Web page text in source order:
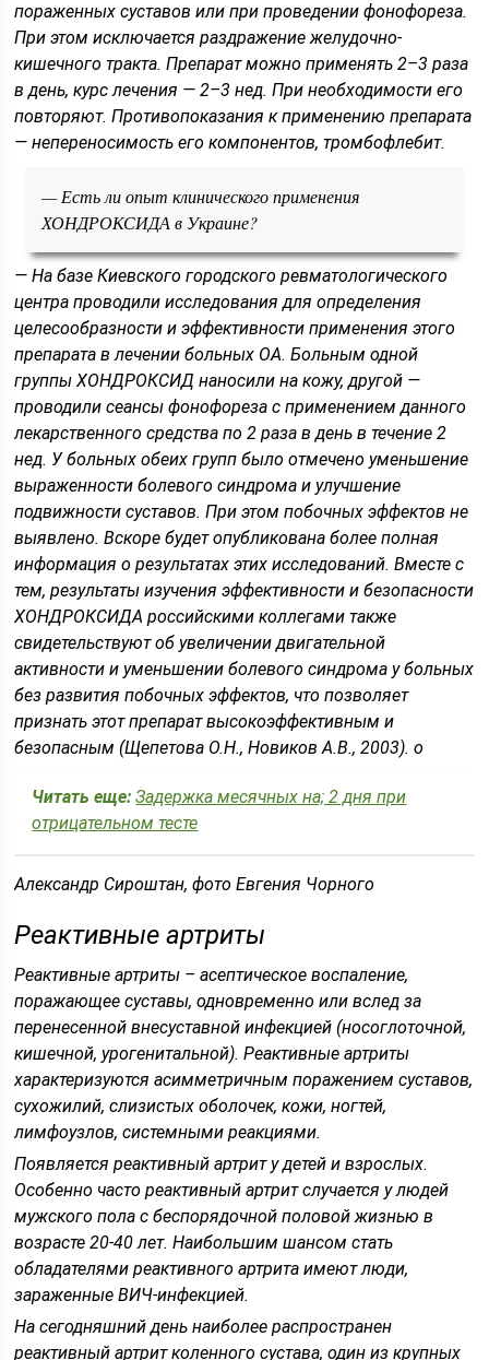
пораженных суставов или при проведении фонофореза.
При этом исключается раздражение желудочно-
кишечного тракта. Препарат можно применять 2–3 раза
в день, курс лечения — 2–3 нед. При необходимости его
повторяют. Противопоказания к применению препарата
— непереносимость его компонентов, тромбофлебит.
— Есть ли опыт клинического применения
ХОНДРОКСИДА в Украине?
— На базе Киевского городского ревматологического
центра проводили исследования для определения
целесообразности и эффективности применения этого
препарата в лечении больных ОА. Больным одной
группы ХОНДРОКСИД наносили на кожу, другой —
проводили сеансы фонофореза с применением данного
лекарственного средства по 2 раза в день в течение 2
нед. У больных обеих групп было отмечено уменьшение
выраженности болевого синдрома и улучшение
подвижности суставов. При этом побочных эффектов не
выявлено. Вскоре будет опубликована более полная
информация о результатах этих исследований. Вместе с
тем, результаты изучения эффективности и безопасности
ХОНДРОКСИДА российскими коллегами также
свидетельствуют об увеличении двигательной
активности и уменьшении болевого синдрома у больных
без развития побочных эффектов, что позволяет
признать этот препарат высокоэффективным и
безопасным (Щепетова О.Н., Новиков А.В., 2003). o
Читать еще: Задержка месячных на; 2 дня при
отрицательном тесте
Александр Сироштан, фото Евгения Чорного
Реактивные артриты
Реактивные артриты – асептическое воспаление,
поражающее суставы, одновременно или вслед за
перенесенной внесуставной инфекцией (носоглоточной,
кишечной, урогенитальной). Реактивные артриты
характеризуются асимметричным поражением суставов,
сухожилий, слизистых оболочек, кожи, ногтей,
лимфоузлов, системными реакциями.
Появляется реактивный артрит у детей и взрослых.
Особенно часто реактивный артрит случается у людей
мужского пола с беспорядочной половой жизнью в
возрасте 20-40 лет. Наибольшим шансом стать
обладателями реактивного артрита имеют люди,
зараженные ВИЧ-инфекцией.
На сегодняшний день наиболее распространен
реактивный артрит коленного сустава, один из крупных